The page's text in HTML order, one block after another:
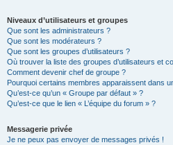
Niveaux d’utilisateurs et groupes
Que sont les administrateurs ?
Que sont les modérateurs ?
Que sont les groupes d’utilisateurs ?
Où trouver la liste des groupes d’utilisateurs et
Comment devenir chef de groupe ?
Pourquoi certains membres apparaissent dans
Qu’est-ce qu’un « Groupe par défaut » ?
Qu’est-ce que le lien « L’équipe du forum » ?
Messagerie privée
Je ne peux pas envoyer de messages privés !